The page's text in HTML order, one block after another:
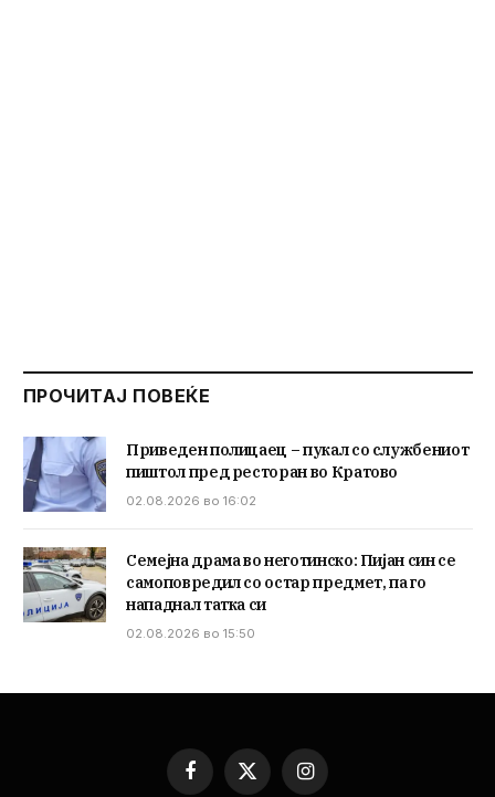
ПРОЧИТАЈ ПОВЕЌЕ
Приведен полицаец – пукал со службениот
пиштол пред ресторан во Кратово
02.08.2026 во 16:02
Семејна драма во неготинско: Пијан син се
самоповредил со остар предмет, па го
нападнал татка си
02.08.2026 во 15:50
Facebook
X
Instagram